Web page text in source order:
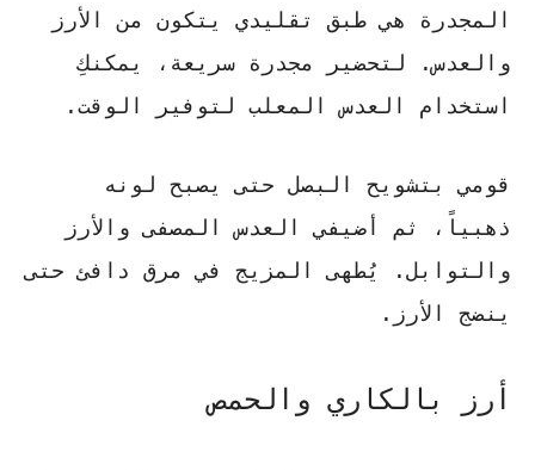
المجدرة هي طبق تقليدي يتكون من الأرز
والعدس. لتحضير مجدرة سريعة، يمكنكِ
استخدام العدس المعلب لتوفير الوقت.
قومي بتشويح البصل حتى يصبح لونه
ذهبياً، ثم أضيفي العدس المصفى والأرز
والتوابل. يُطهى المزيج في مرق دافئ حتى
ينضج الأرز.
أرز بالكاري والحمص